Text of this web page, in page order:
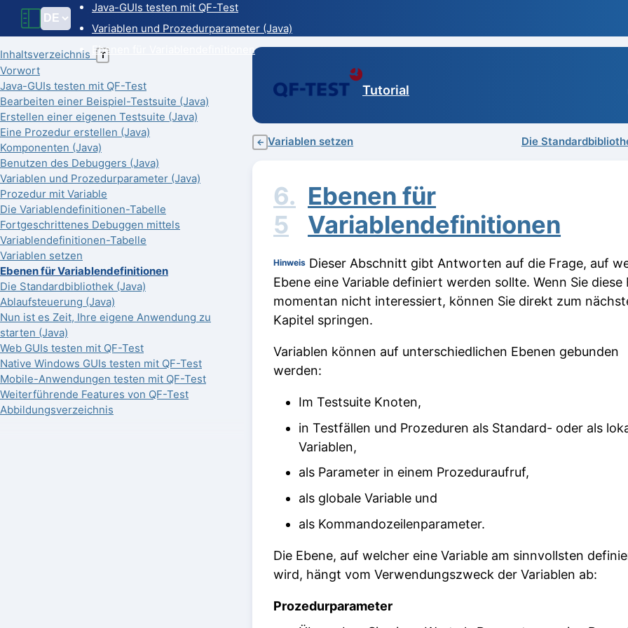
Java-GUIs testen mit QF-Test
Variablen und Prozedurparameter (Java)
Ebenen für Variablendefinitionen
Tutorial
Inhaltsverzeichnis T
Vorwort
Java-GUIs testen mit QF-Test
Bearbeiten einer Beispiel-Testsuite (Java)
Erstellen einer eigenen Testsuite (Java)
Eine Prozedur erstellen (Java)
Komponenten (Java)
Benutzen des Debuggers (Java)
Variablen und Prozedurparameter (Java)
Prozedur mit Variable
Die Variablendefinitionen-Tabelle
Fortgeschrittenes Debuggen mittels
Variablendefinitionen-Tabelle
Variablen setzen
Ebenen für Variablendefinitionen
Die Standardbibliothek (Java)
Ablaufsteuerung (Java)
Nun ist es Zeit, Ihre eigene Anwendung zu
starten (Java)
Web GUIs testen mit QF-Test
Native Windows GUIs testen mit QF-Test
Mobile-Anwendungen testen mit QF-Test
Weiterführende Features von QF-Test
Abbildungsverzeichnis
← Variablen setzen Die
6.
5
Ebenen für
Variablendefinitionen
Hinweis Dieser Abschnitt gibt Antworten auf die Frage, auf
Ebene eine Variable definiert werden sollte. Wenn Sie diese
momentan nicht interessiert, können Sie direkt zum
Kapitel springen.
Variablen können auf unterschiedlichen Ebenen gebunden
werden:
Im Testsuite Knoten,
in Testfällen und Prozeduren als Standard- oder als
Variablen,
als Parameter in einem Prozeduraufruf,
als globale Variable und
als Kommandozeilenparameter.
Die Ebene, auf welcher eine Variable am sinnvollsten
wird, hängt vom Verwendungszweck der Variablen ab:
Prozedurparameter